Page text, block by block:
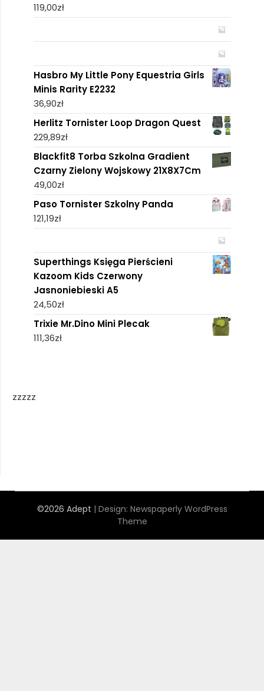
119,00zł
Hasbro My Little Pony Equestria Girls
Minis Rarity E2232
36,90zł
Herlitz Tornister Loop Dragon Quest
229,89zł
Blackfit8 Torba Szkolna Gradient
Czarny Zielony Wojskowy 21X8X7Cm
49,00zł
Paso Tornister Szkolny Panda
121,19zł
Superthings Księga Pierścieni
Kazoom Kids Czerwony
Jasnoniebieski A5
24,50zł
Trixie Mr.Dino Mini Plecak
111,36zł
zzzzz
©2026 Adept | Design: Newspaperly WordPress
Theme